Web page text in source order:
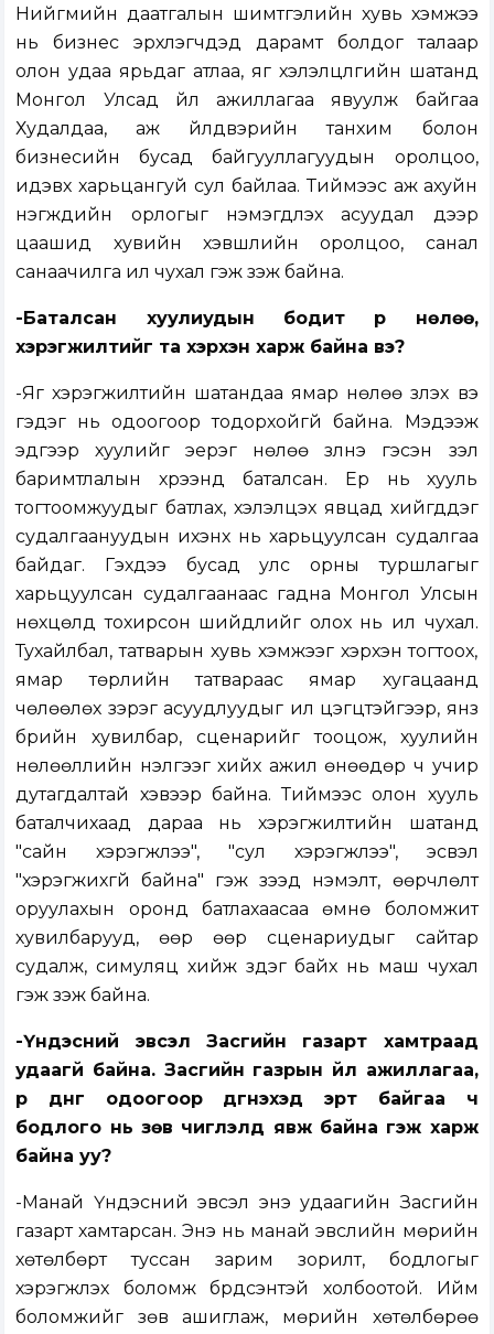
Нийгмийн даатгалын шимтгэлийн хувь хэмжээ
нь бизнес эрхлэгчдэд дарамт болдог талаар
олон удаа ярьдаг атлаа, яг хэлэлцүүлгийн шатанд
Монгол Улсад үйл ажиллагаа явуулж байгаа
Худалдаа, аж үйлдвэрийн танхим болон
бизнесийн бусад байгууллагуудын оролцоо,
идэвх харьцангуй сул байлаа. Тиймээс аж ахуйн
нэгжүүдийн орлогыг нэмэгдүүлэх асуудал дээр
цаашид хувийн хэвшлийн оролцоо, санал
санаачилга илүү чухал гэж үзэж байна.
-Баталсан хуулиудын бодит үр нөлөө,
хэрэгжилтийг та хэрхэн харж байна вэ?
-Яг хэрэгжилтийн шатандаа ямар нөлөө үзүүлэх вэ
гэдэг нь одоогоор тодорхойгүй байна. Мэдээж
эдгээр хуулийг эерэг нөлөө үзүүлнэ гэсэн үзэл
баримтлалын хүрээнд баталсан. Ер нь хууль
тогтоомжуудыг батлах, хэлэлцэх явцад хийгддэг
судалгаануудын ихэнх нь харьцуулсан судалгаа
байдаг. Гэхдээ бусад улс орны туршлагыг
харьцуулсан судалгаанаас гадна Монгол Улсын
нөхцөлд тохирсон шийдлийг олох нь илүү чухал.
Тухайлбал, татварын хувь хэмжээг хэрхэн тогтоох,
ямар төрлийн татвараас ямар хугацаанд
чөлөөлөх зэрэг асуудлуудыг илүү цэгцтэйгээр, янз
бүрийн хувилбар, сценарийг тооцож, хуулийн
нөлөөллийн үнэлгээг хийх ажил өнөөдөр ч учир
дутагдалтай хэвээр байна. Тиймээс олон хууль
баталчихаад дараа нь хэрэгжилтийн шатанд
"сайн хэрэгжлээ", "сул хэрэгжлээ", эсвэл
"хэрэгжихгүй байна" гэж үзээд нэмэлт, өөрчлөлт
оруулахын оронд батлахаасаа өмнө боломжит
хувилбарууд, өөр өөр сценариудыг сайтар
судалж, симуляц хийж үздэг байх нь маш чухал
гэж үзэж байна.
-Үндэсний эвсэл Засгийн газарт хамтраад
удаагүй байна. Засгийн газрын үйл ажиллагаа,
үр дүнг одоогоор дүгнэхэд эрт байгаа ч
бодлого нь зөв чиглэлд явж байна гэж харж
байна уу?
-Манай Үндэсний эвсэл энэ удаагийн Засгийн
газарт хамтарсан. Энэ нь манай эвслийн мөрийн
хөтөлбөрт туссан зарим зорилт, бодлогыг
хэрэгжүүлэх боломж бүрдсэнтэй холбоотой. Ийм
боломжийг зөв ашиглаж, мөрийн хөтөлбөрөө